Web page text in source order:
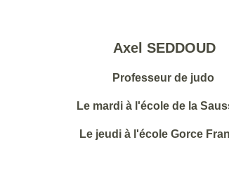
Axel SEDDOUD
Professeur de judo
Le mardi à l'école de la
Le jeudi à l'école Gorce